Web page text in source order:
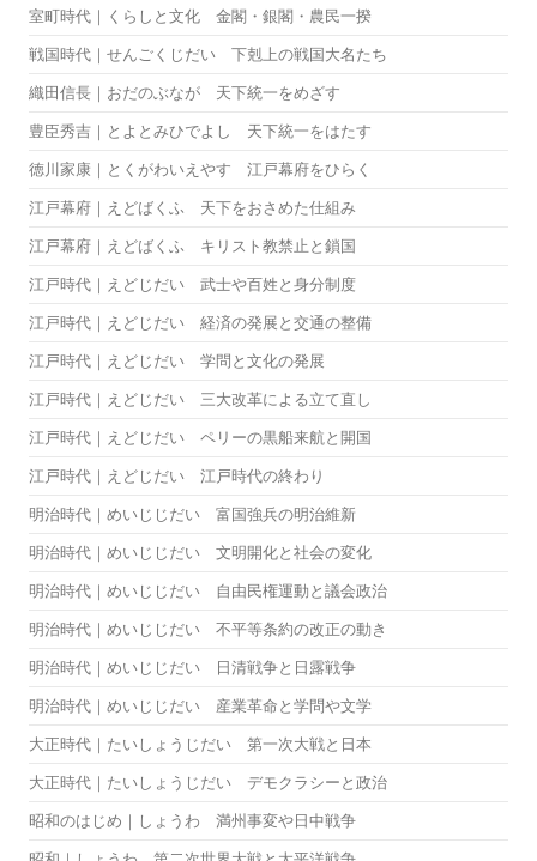
室町時代｜くらしと文化 金閣・銀閣・農民一揆
戦国時代｜せんごくじだい 下剋上の戦国大名たち
織田信長｜おだのぶなが 天下統一をめざす
豊臣秀吉｜とよとみひでよし 天下統一をはたす
徳川家康｜とくがわいえやす 江戸幕府をひらく
江戸幕府｜えどばくふ 天下をおさめた仕組み
江戸幕府｜えどばくふ キリスト教禁止と鎖国
江戸時代｜えどじだい 武士や百姓と身分制度
江戸時代｜えどじだい 経済の発展と交通の整備
江戸時代｜えどじだい 学問と文化の発展
江戸時代｜えどじだい 三大改革による立て直し
江戸時代｜えどじだい ペリーの黒船来航と開国
江戸時代｜えどじだい 江戸時代の終わり
明治時代｜めいじじだい 富国強兵の明治維新
明治時代｜めいじじだい 文明開化と社会の変化
明治時代｜めいじじだい 自由民権運動と議会政治
明治時代｜めいじじだい 不平等条約の改正の動き
明治時代｜めいじじだい 日清戦争と日露戦争
明治時代｜めいじじだい 産業革命と学問や文学
大正時代｜たいしょうじだい 第一次大戦と日本
大正時代｜たいしょうじだい デモクラシーと政治
昭和のはじめ｜しょうわ 満州事変や日中戦争